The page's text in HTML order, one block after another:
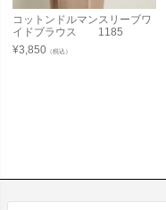
コットンドルマンスリーブワ
イドブラウス 1185
¥3,850 （税込）